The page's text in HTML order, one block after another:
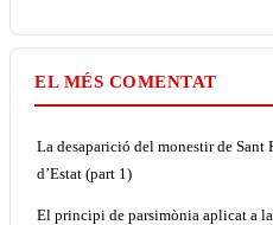
EL MÉS COMENTAT
La desaparició del monestir de Sant
d’Estat (part 1)
El principi de parsimònia aplicat a